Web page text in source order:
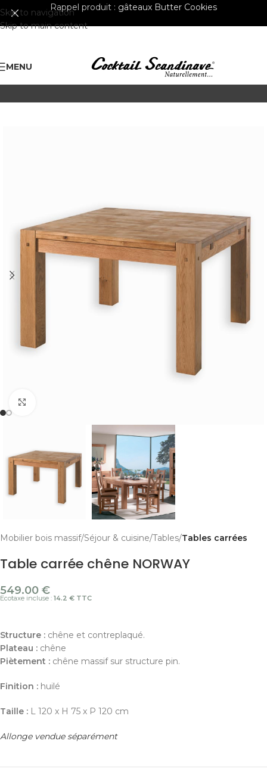
Skip to navigation
Skip to main content
Rappel produit : gâteaux Butter Cookies
MENU
Mobilier bois massif Séjour & cuisine Tables Tables carrées
Table carrée chêne NORWAY
549.00 €
Ecotaxe incluse : 14.2 € TTC
Structure : chêne et contreplaqué.
Plateau : chêne
Piètement : chêne massif sur structure pin.
Finition : huilé
Taille : L 120 x H 75 x P 120 cm
Allonge vendue séparément